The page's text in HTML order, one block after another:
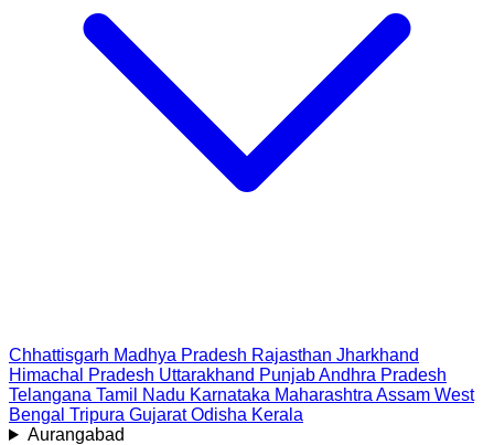
Chhattisgarh Madhya Pradesh Rajasthan Jharkhand
Himachal Pradesh Uttarakhand PunjabAndhra Pradesh
Telangana Tamil Nadu Karnataka Maharashtra Assam West
Bengal Tripura Gujarat Odisha Kerala
Aurangabad